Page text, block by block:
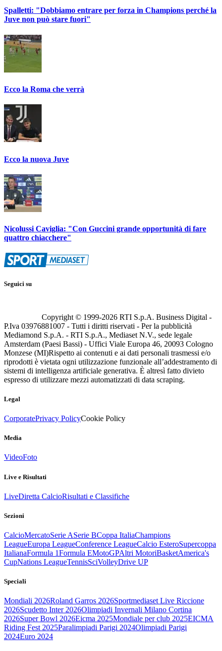
Spalletti: "Dobbiamo entrare per forza in Champions perché la
Juve non può stare fuori"
Ecco la Roma che verrà
Ecco la nuova Juve
Nicolussi Caviglia: "Con Guccini grande opportunità di fare
quattro chiacchere"
Seguici su
Copyright © 1999-2026 RTI S.p.A. Business Digital -
P.Iva 03976881007 - Tutti i diritti riservati - Per la pubblicità
Mediamond S.p.A. - RTI S.p.A., Mediaset N.V., sede legale
Amsterdam (Paesi Bassi) - Uffici Viale Europa 46, 20093 Cologno
Monzese (MI)Rispetto ai contenuti e ai dati personali trasmessi e/o
riprodotti è vietata ogni utilizzazione funzionale all’addestramento di
sistemi di intelligenza artificiale generativa. È altresì fatto divieto
espresso di utilizzare mezzi automatizzati di data scraping.
Legal
CorporatePrivacy PolicyCookie Policy
Media
VideoFoto
Live e Risultati
LiveDiretta CalcioRisultati e Classifiche
Sezioni
CalcioMercatoSerie ASerie BCoppa ItaliaChampions
LeagueEuropa LeagueConference LeagueCalcio EsteroSupercoppa
ItalianaFormula 1Formula EMotoGPAltri MotoriBasketAmerica's
CupNations LeagueTennisSciVolleyDrive UP
Speciali
Mondiali 2026Roland Garros 2026Sportmediaset Live Riccione
2026Scudetto Inter 2026Olimpiadi Invernali Milano Cortina
2026Super Bowl 2026Eicma 2025Mondiale per club 2025EICMA
Riding Fest 2025Paralimpiadi Parigi 2024Olimpiadi Parigi
2024Euro 2024